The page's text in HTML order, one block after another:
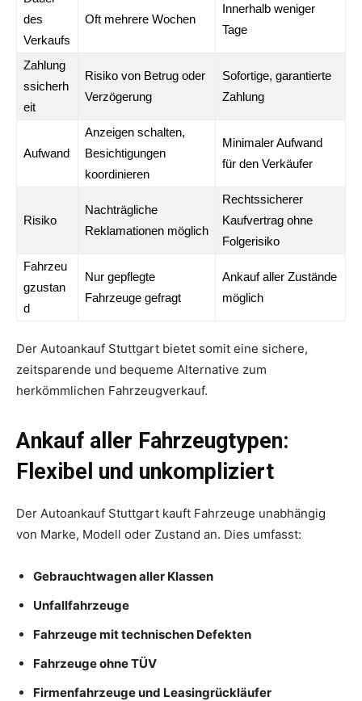
des
Verkaufs
Oft mehrere Wochen
Innerhalb weniger
Tage
Zahlung
ssicherh
eit
Risiko von Betrug oder
Verzögerung
Sofortige, garantierte
Zahlung
Aufwand
Anzeigen schalten,
Besichtigungen
koordinieren
Minimaler Aufwand
für den Verkäufer
Risiko
Nachträgliche
Reklamationen möglich
Rechtssicherer
Kaufvertrag ohne
Folgerisiko
Fahrzeu
gzustan
d
Nur gepflegte
Fahrzeuge gefragt
Ankauf aller Zustände
möglich
Der Autoankauf Stuttgart bietet somit eine sichere,
zeitsparende und bequeme Alternative zum
herkömmlichen Fahrzeugverkauf.
Ankauf aller Fahrzeugtypen:
Flexibel und unkompliziert
Der Autoankauf Stuttgart kauft Fahrzeuge unabhängig
von Marke, Modell oder Zustand an. Dies umfasst:
Gebrauchtwagen aller Klassen
Unfallfahrzeuge
Fahrzeuge mit technischen Defekten
Fahrzeuge ohne TÜV
Firmenfahrzeuge und Leasingrückläufer